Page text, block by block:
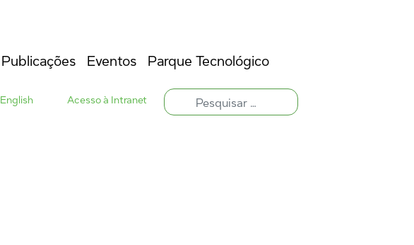
Publicações Eventos Parque Tecnológico
English Acesso à Intranet